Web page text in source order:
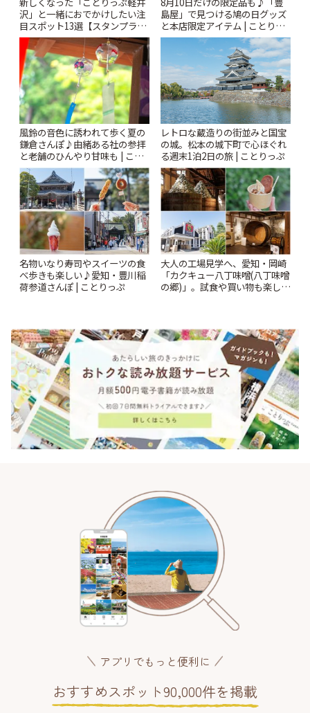
沢」と一緒におでかけしたい注
目スポット13選【スタンプラリ
ー開催中】 | ことりっぷ
島屋」で見つける鳩の日グッズ
と本店限定アイテム | ことりっ
ぷ
風鈴の音色に誘われて歩く夏の
鎌倉さんぽ♪由緒ある社の参拝
と老舗のひんやり甘味も | こと
りっぷ
レトロな蔵造りの街並みと国宝
の城。松本の城下町で心ほぐれ
る週末1泊2日の旅 | ことりっぷ
名物いなり寿司やスイーツの食
べ歩きも楽しい♪愛知・豊川稲
荷参道さんぽ | ことりっぷ
大人の工場見学へ、愛知・岡崎
「カクキュー八丁味噌(八丁味噌
の郷)」。試食や買い物も楽しみ
アプリでもっと便利に
おすすめスポット90,000件を掲載